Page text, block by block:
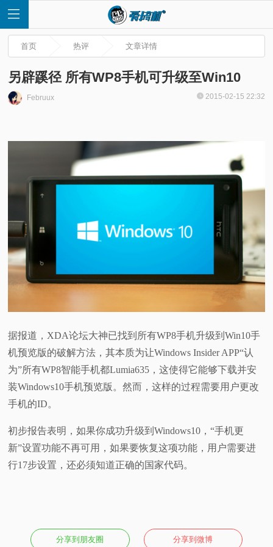
页
评
测
科
普
验
首页 热评 文章详情
另辟蹊径 所有WP8手机可升级至Win10
Februux 2015-02-15 22:32
据报道，XDA论坛大神已找到所有WP8手机升级到Win10手
机预览版的破解方法，其本质为让Windows Insider APP“认
为”所有WP8智能手机都Lumia635，这使得它能够下载并安
装Windows10手机预览版。然而，这样的过程需要用户更改
手机的ID。
初步报告表明，如果你成功升级到Windows10，“手机更
新”设置功能不再可用，如果要恢复这项功能，用户需要进
行17步设置，还必须知道正确的国家代码。
分享到朋友圈 分享到微博